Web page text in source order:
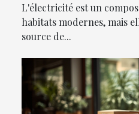
L'électricité est un
habitats modernes, mais
source de...